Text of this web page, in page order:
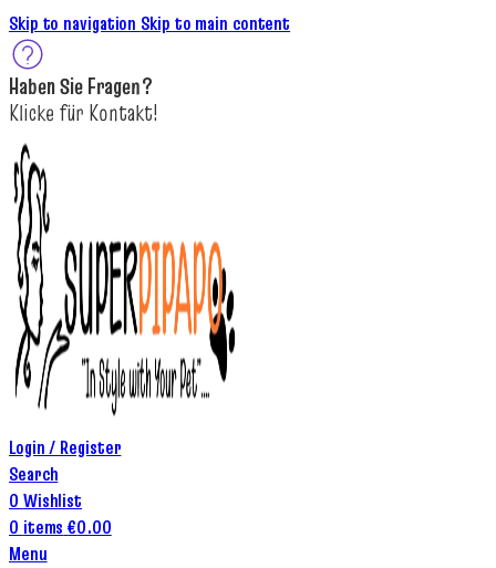
Skip to navigation Skip to main content
Haben SieFragen?
Klicke für Kontakt!
Login / Register
Search
0 Wishlist
0 items €0.00
Menu